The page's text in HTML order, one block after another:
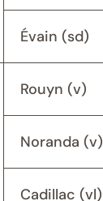
Évain (sd)
Rouyn (v)
Noranda (v)
Cadillac (vl)